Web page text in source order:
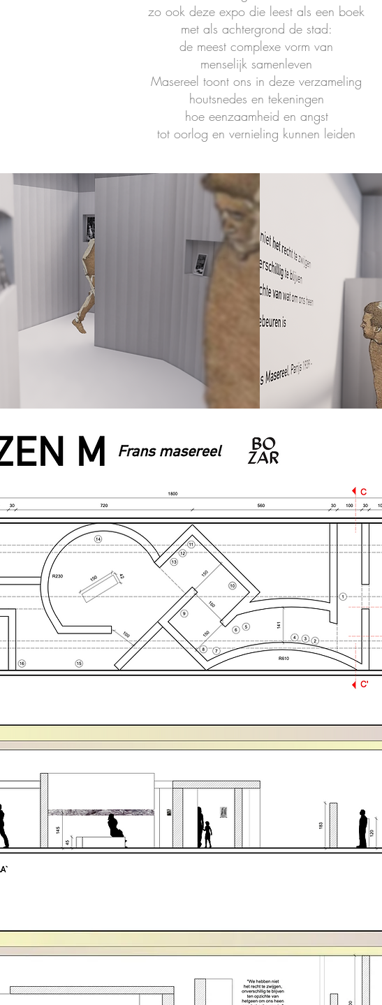
zo ook deze expo die leest als een boek
met als achtergrond de stad:
de meest complexe vorm van
menselijk samenleven
Masereel toont ons in deze verzameling
houtsnedes en tekeningen
hoe eenzaamheid en angst
tot oorlog en vernieling kunnen leiden